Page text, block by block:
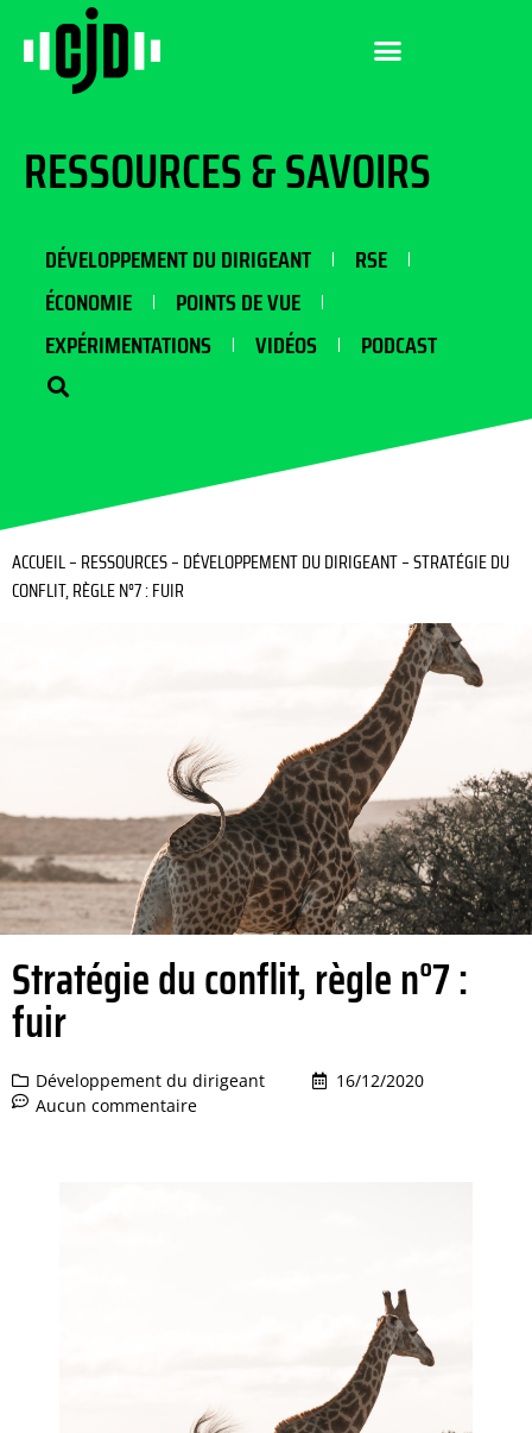
RESSOURCES & SAVOIRS
DÉVELOPPEMENT DU DIRIGEANT
RSE
ÉCONOMIE
POINTS DE VUE
EXPÉRIMENTATIONS
VIDÉOS PODCAST
ACCUEIL– RESSOURCES– DÉVELOPPEMENT DU DIRIGEANT–STRATÉGIE DU
CONFLIT, RÈGLE N°7 : FUIR
Stratégie du conflit, règle n°7 :
fuir
Développement du dirigeant
16/12/2020
Aucun commentaire